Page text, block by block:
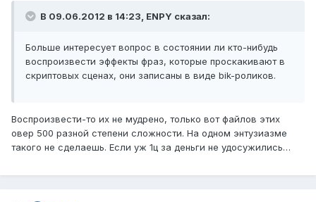
В 09.06.2012 в 14:23, ENPY сказал:
Больше интересует вопрос в состоянии ли кто-нибудь
воспроизвести эффекты фраз, которые проскакивают в
скриптовых сценах, они записаны в виде bik-роликов.
Воспроизвести-то их не мудрено, только вот файлов этих
овер 500 разной степени сложности. На одном энтузиазме
такого не сделаешь. Если уж 1ц за деньги не удосужились…